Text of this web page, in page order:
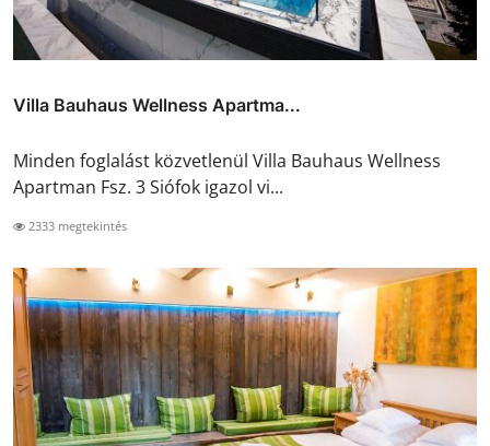
Villa Bauhaus Wellness Apartma...
Minden foglalást közvetlenül Villa Bauhaus Wellness
Apartman Fsz. 3 Siófok igazol vi...
2333 megtekintés